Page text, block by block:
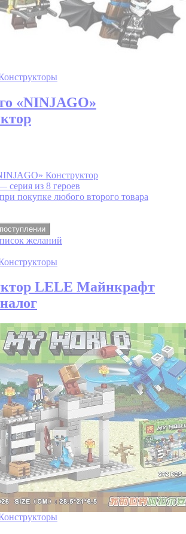
«NINJAGO»
Конструктор
серия из 8 героев
покупке любого второго товара
желаний
LELE Майнкрафт